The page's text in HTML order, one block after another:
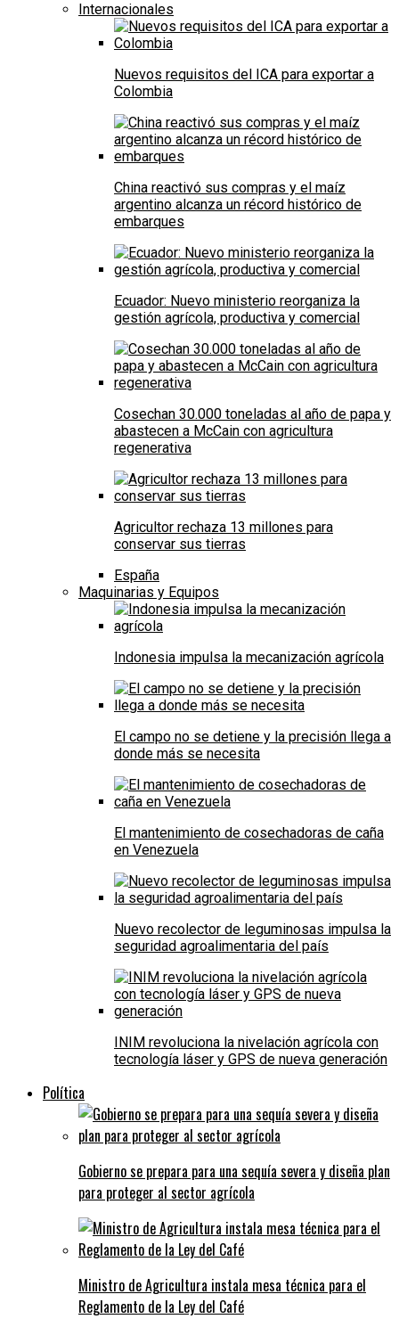
Internacionales
Nuevos requisitos del ICA para exportar a
Colombia
China reactivó sus compras y el maíz
argentino alcanza un récord histórico de
embarques
Ecuador: Nuevo ministerio reorganiza la
gestión agrícola, productiva y comercial
Cosechan 30.000 toneladas al año de papa y
abastecen a McCain con agricultura
regenerativa
Agricultor rechaza 13 millones para
conservar sus tierras
España
Maquinarias y Equipos
Indonesia impulsa la mecanización agrícola
El campo no se detiene y la precisión llega a
donde más se necesita
El mantenimiento de cosechadoras de caña
en Venezuela
Nuevo recolector de leguminosas impulsa la
seguridad agroalimentaria del país
INIM revoluciona la nivelación agrícola con
tecnología láser y GPS de nueva generación
Política
Gobierno se prepara para una sequía severa y diseña plan
para proteger al sector agrícola
Ministro de Agricultura instala mesa técnica para el
Reglamento de la Ley del Café